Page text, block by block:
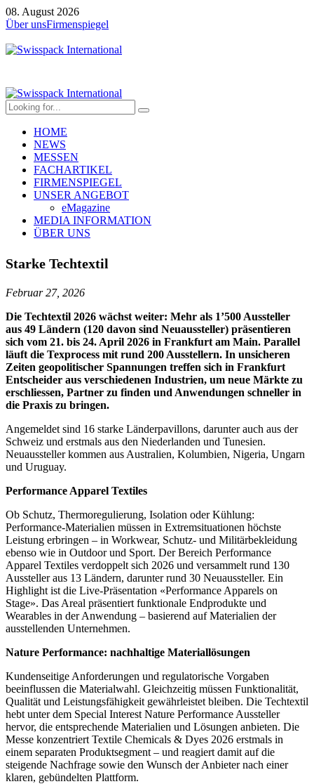
08. August 2026
Über unsFirmenspiegel
HOME
NEWS
MESSEN
FACHARTIKEL
FIRMENSPIEGEL
UNSER ANGEBOT
eMagazine
MEDIA INFORMATION
ÜBER UNS
Starke Techtextil
Februar 27, 2026
Die Techtextil 2026 wächst weiter: Mehr als 1’500 Aussteller
aus 49 Ländern (120 davon sind Neuaussteller) präsentieren
sich vom 21. bis 24. April 2026 in Frankfurt am Main. Parallel
läuft die Texprocess mit rund 200 Ausstellern. In unsicheren
Zeiten geopolitischer Spannungen treffen sich in Frankfurt
Entscheider aus verschiedenen Industrien, um neue Märkte zu
erschliessen, Partner zu finden und Anwendungen schneller in
die Praxis zu bringen.
Angemeldet sind 16 starke Länderpavillons, darunter auch aus der
Schweiz und erstmals aus den Niederlanden und Tunesien.
Neuaussteller kommen aus Australien, Kolumbien, Nigeria, Ungarn
und Uruguay.
Performance Apparel Textiles
Ob Schutz, Thermoregulierung, Isolation oder Kühlung:
Performance-Materialien müssen in Extremsituationen höchste
Leistung erbringen – in Workwear, Schutz- und Militärbekleidung
ebenso wie in Outdoor und Sport. Der Bereich Performance
Apparel Textiles verdoppelt sich 2026 und versammelt rund 130
Aussteller aus 13 Ländern, darunter rund 30 Neuaussteller. Ein
Highlight ist die Live-Präsentation «Performance Apparels on
Stage». Das Areal präsentiert funktionale Endprodukte und
Wearables in der Anwendung – basierend auf Materialien der
ausstellenden Unternehmen.
Nature Performance: nachhaltige Materiallösungen
Kundenseitige Anforderungen und regulatorische Vorgaben
beeinflussen die Materialwahl. Gleichzeitig müssen Funktionalität,
Qualität und Leistungsfähigkeit gewährleistet bleiben. Die Techtextil
hebt unter dem Special Interest Nature Performance Aussteller
hervor, die entsprechende Materialien und Lösungen anbieten. Die
Messe konzentriert Textile Chemicals & Dyes 2026 erstmals in
einem separaten Produktsegment – und reagiert damit auf die
steigende Nachfrage sowie den Wunsch der Anbieter nach einer
klaren, gebündelten Plattform.